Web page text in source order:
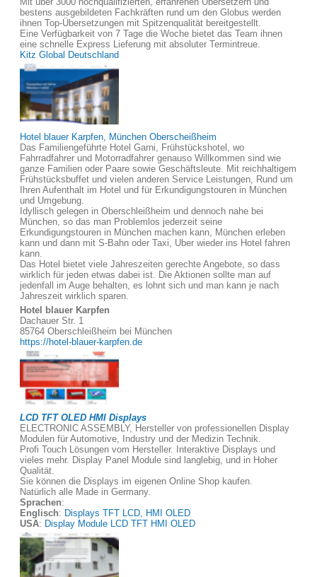
bestens ausgebildeten Fachkräften rund um den Globus werden
ihnen Top-Übersetzungen mit Spitzenqualität bereitgestellt.
Eine Verfügbarkeit von 7 Tage die Woche bietet das Team ihnen
eine schnelle Express Lieferung mit absoluter Termintreue.
Kitz Global Deutschland
Hotel blauer Karpfen, München Oberscheißheim
Das Familiengeführte Hotel Garni, Frühstückshotel, wo
Fahrradfahrer und Motorradfahrer genauso Willkommen sind wie
ganze Familien oder Paare sowie Geschäftsleute. Mit reichhaltigem
Frühstücksbuffet und vielen anderen Service Leistungen, Rund um
Ihren Aufenthalt im Hotel und für Erkundigungstouren in München
und Umgebung.
Idyllisch gelegen in Oberschleißheim und dennoch nahe bei
München, so das man Problemlos jederzeit seine
Erkundigungstouren in München machen kann, München erleben
kann und dann mit S-Bahn oder Taxi, Uber wieder ins Hotel fahren
kann.
Das Hotel bietet viele Jahreszeiten gerechte Angebote, so dass
wirklich für jeden etwas dabei ist. Die Aktionen sollte man auf
jedenfall im Auge behalten, es lohnt sich und man kann je nach
Jahreszeit wirklich sparen.
Hotel blauer Karpfen
Dachauer Str. 1
85764 Oberschleißheim bei München
https://hotel-blauer-karpfen.de
LCD TFT OLED HMI Displays
ELECTRONIC ASSEMBLY, Hersteller von professionellen Display
Modulen für Automotive, Industry und der Medizin Technik.
Profi Touch Lösungen vom Hersteller. Interaktive Displays und
vieles mehr. Display Panel Module sind langlebig, und in Hoher
Qualität.
Sie können die Displays im eigenen Online Shop kaufen.
Natürlich alle Made in Germany.
Sprachen:
Englisch: Displays TFT LCD, HMI OLED
USA: Display Module LCD TFT HMI OLED